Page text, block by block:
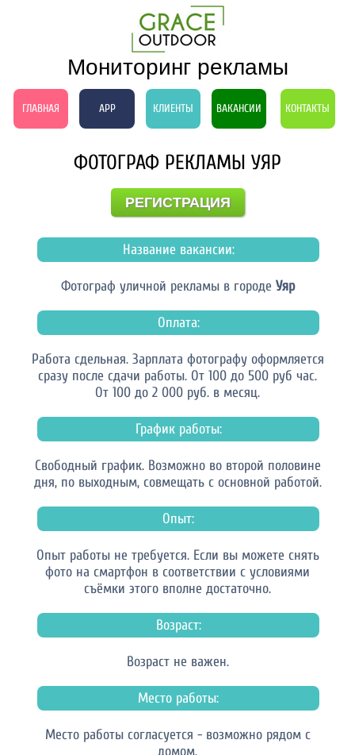
Мониторинг рекламы
ГЛАВНАЯ APP КЛИЕНТЫ ВАКАНСИИ КОНТАКТЫ
ФОТОГРАФ РЕКЛАМЫ УЯР
РЕГИСТРАЦИЯ
Название вакансии:
Фотограф уличной рекламы в городе Уяр
Оплата:
Работа сдельная. Зарплата фотографу оформляется
сразу после сдачи работы. От 100 до 500 руб час.
От 100 до 2 000 руб. в месяц.
График работы:
Свободный график. Возможно во второй половине
дня, по выходным, совмещать с основной работой.
Опыт:
Опыт работы не требуется. Если вы можете снять
фото на смартфон в соответствии с условиями
съёмки этого вполне достаточно.
Возраст:
Возраст не важен.
Место работы:
Место работы согласуется - возможно рядом с
домом.